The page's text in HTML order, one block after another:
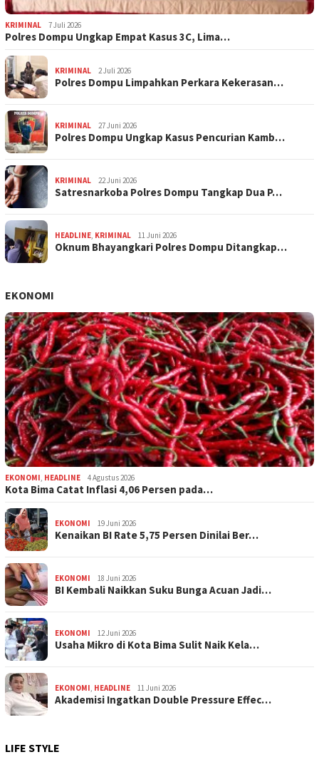
KRIMINAL 7 Juli 2026
Polres Dompu Ungkap Empat Kasus 3C, Lima…
KRIMINAL 2 Juli 2026
Polres Dompu Limpahkan Perkara Kekerasan…
KRIMINAL 27 Juni 2026
Polres Dompu Ungkap Kasus Pencurian Kamb…
KRIMINAL 22 Juni 2026
Satresnarkoba Polres Dompu Tangkap Dua P…
HEADLINE, KRIMINAL 11 Juni 2026
Oknum Bhayangkari Polres Dompu Ditangkap…
EKONOMI
EKONOMI, HEADLINE 4 Agustus 2026
Kota Bima Catat Inflasi 4,06 Persen pada…
EKONOMI 19 Juni 2026
Kenaikan BI Rate 5,75 Persen Dinilai Ber…
EKONOMI 18 Juni 2026
BI Kembali Naikkan Suku Bunga Acuan Jadi…
EKONOMI 12 Juni 2026
Usaha Mikro di Kota Bima Sulit Naik Kela…
EKONOMI, HEADLINE 11 Juni 2026
Akademisi Ingatkan Double Pressure Effec…
LIFE STYLE